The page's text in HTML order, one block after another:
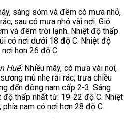
sáng sớm và đêm có mưa nhỏ,
sau có mưa nhỏ vài nơi. Gió
và đêm trời lạnh. Nhiệt độ thấp
có nơi dưới 18 độ C. Nhiệt độ
hơn 26 độ C.
Huế: Nhiều mây, có mưa vài nơi,
mù nhẹ rải rác; trưa chiều
đến đông nam cấp 2-3. Sáng
thấp nhất từ: 19-22 độ C. Nhiệt
nam có nơi hơn 28 độ C.